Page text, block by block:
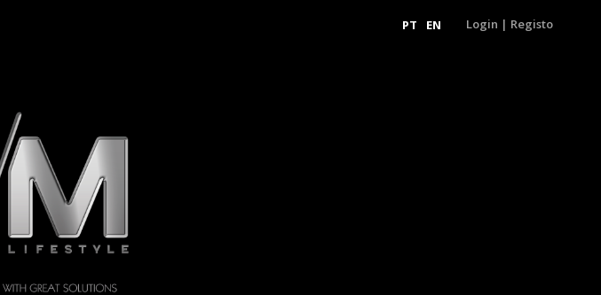
PT EN Login | Registo